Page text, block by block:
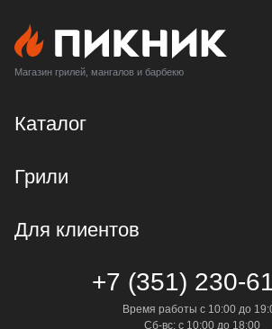
Магазин грилей, мангалов и барбекю
Каталог
Грили
Для клиентов
+7 (351) 230-
Время работы с 10:00 до
Сб-вс: с 10:00 до 18:00